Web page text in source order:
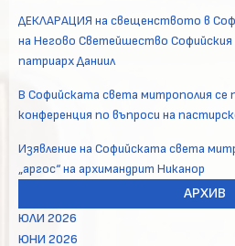
ДЕКЛАРАЦИЯ на свещенството в
на Негово Светейшество
патриарх Даниил
В Софийската света митрополия се
конференция по въпроси на
Изявление на Софийската света
„аргос“ на архимандрит Никанор
АРХИВ
ЮЛИ 2026
ЮНИ 2026